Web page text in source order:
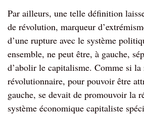
Par ailleurs, une telle définition
de révolution, marqueur
d’une rupture avec le système
ensemble, ne peut être, à gauche,
d’abolir le capitalisme. Comme si la
révolutionnaire, pour pouvoir être
gauche, se devait de promouvoir la
système économique capitaliste